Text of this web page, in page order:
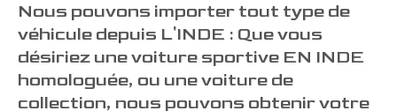
Nous pouvons importer tout type de
véhicule depuis L'INDE : Que vous
désiriez une voiture sportive EN INDE
homologuée, ou une voiture de
collection, nous pouvons obtenir votre